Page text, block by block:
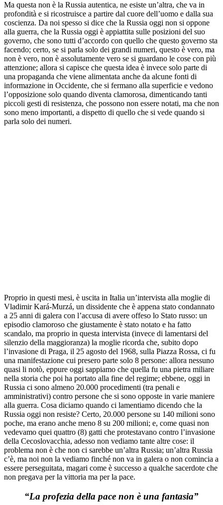
Ma questa non è la Russia autentica, ne esiste un’altra, che va in
profondità e si ricostruisce a partire dal cuore dell’uomo e dalla sua
coscienza. Da noi spesso si dice che la Russia oggi non si oppone
alla guerra, che la Russia oggi è appiattita sulle posizioni del suo
governo, che sono tutti d’accordo con quello che questo governo sta
facendo; certo, se si parla solo dei grandi numeri, questo è vero, ma
non è vero, non è assolutamente vero se si guardano le cose con più
attenzione; allora si capisce che questa idea è invece solo parte di
una propaganda che viene alimentata anche da alcune fonti di
informazione in Occidente, che si fermano alla superficie e vedono
l’opposizione solo quando diventa clamorosa, dimenticando tanti
piccoli gesti di resistenza, che possono non essere notati, ma che non
sono meno importanti, a dispetto di quello che si vede quando si
parla solo dei numeri.
Proprio in questi mesi, è uscita in Italia un’intervista alla moglie di
Vladimir Kará-Murzá, un dissidente che è appena stato condannato
a 25 anni di galera con l’accusa di avere offeso lo Stato russo: un
episodio clamoroso che giustamente è stato notato e ha fatto
scandalo, ma proprio in questa intervista (invece di lamentarsi del
silenzio della maggioranza) la moglie ricorda che, subito dopo
l’invasione di Praga, il 25 agosto del 1968, sulla Piazza Rossa, ci fu
una manifestazione cui presero parte solo 8 persone: allora nessuno
quasi li notò, eppure oggi sappiamo che quella fu una pietra miliare
nella storia che poi ha portato alla fine del regime; ebbene, oggi in
Russia ci sono almeno 20.000 procedimenti (tra penali e
amministrativi) contro persone che si sono opposte in varie maniere
alla guerra. Cosa diciamo quando ci lamentiamo dicendo che la
Russia oggi non resiste? Certo, 20.000 persone su 140 milioni sono
poche, ma erano anche meno 8 su 200 milioni; e, come quasi non
vedevamo quei quattro (8) gatti che protestavano contro l’invasione
della Cecoslovacchia, adesso non vediamo tante altre cose: il
problema non è che non ci sarebbe un’altra Russia; un’altra Russia
c’è, ma noi non la vediamo finché non va in galera o non comincia a
essere perseguitata, magari come è successo a qualche sacerdote che
non pregava per la vittoria ma per la pace.
“La profezia della pace non è una fantasia”